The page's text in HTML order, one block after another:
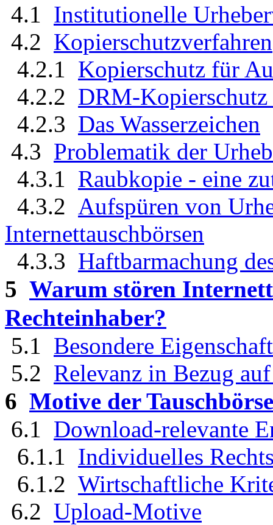
4.1 Institutionelle
4.2 Kopierschutzverfahren
4.2.1 Kopierschutz für
4.2.2 DRM-
4.2.3 Das Wasserzeichen
4.3 Problematik der
4.3.1 Raubkopie - eine
4.3.2 Aufspüren von
Internettauschbörsen
4.3.3 Haftbarmachung
5 Warum stören
Rechteinhaber?
5.1 Besondere
5.2 Relevanz in Bezug
6 Motive der
6.1 Download-relevante
6.1.1 Individuelles
6.1.2 Wirtschaftliche
6.2 Upload-Motive